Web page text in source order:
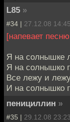
L85 »
#34 | 27.12.08 14:45
[напевает
Я на солнышке
Я на солнышко
Все лежу и
И на солнышко
пенициллин »
#35 | 29.12.08 23:23